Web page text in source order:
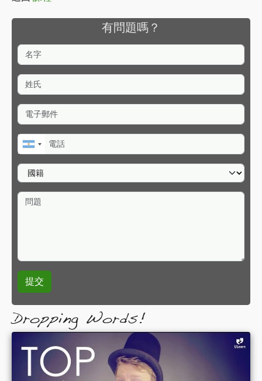
有問題嗎？
名字
姓氏
電子郵件
電話
國籍
問題
Dropping Words!